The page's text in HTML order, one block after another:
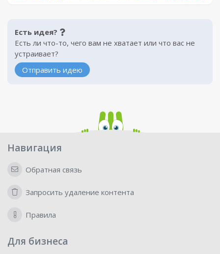
Есть идея?
Есть ли что-то, чего вам не хватает или что вас не
устраивает?
Отправить идею
Навигация
Обратная связь
Запросить удаление контента
Правила
Для бизнеса